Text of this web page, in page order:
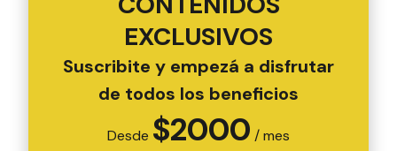
EXCLUSIVOS
Suscribite y empezá a disfrutar
de todos los beneficios
Desde $2000 / mes